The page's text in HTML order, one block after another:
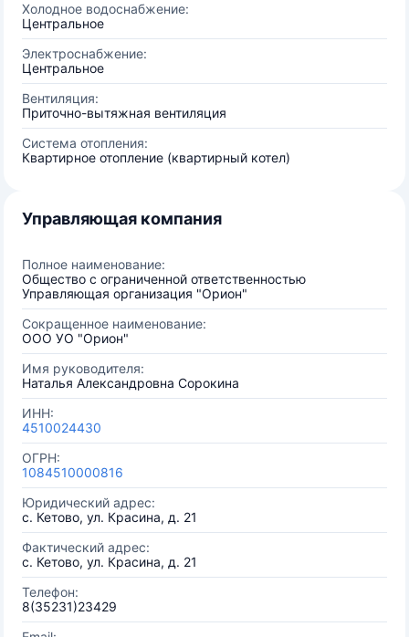
Холодное водоснабжение:
Центральное
Электроснабжение:
Центральное
Вентиляция:
Приточно-вытяжная вентиляция
Система отопления:
Квартирное отопление (квартирный котел)
Управляющая компания
Полное наименование:
Общество с ограниченной ответственностью
Управляющая организация "Орион"
Сокращенное наименование:
ООО УО "Орион"
Имя руководителя:
Наталья Александровна Сорокина
ИНН:
4510024430
ОГРН:
1084510000816
Юридический адрес:
с. Кетово, ул. Красина, д. 21
Фактический адрес:
с. Кетово, ул. Красина, д. 21
Телефон:
8(35231)23429